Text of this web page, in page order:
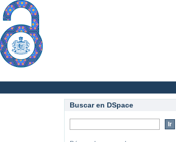
Buscar en DSpace